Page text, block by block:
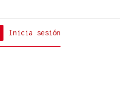
Inicia sesión